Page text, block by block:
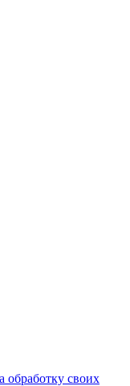
обработку своих